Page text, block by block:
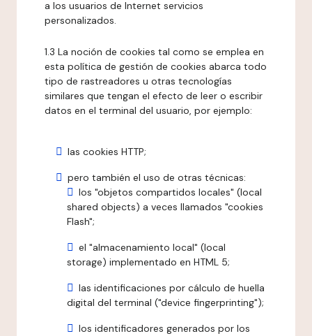
a los usuarios de Internet servicios
personalizados.
1.3 La noción de cookies tal como se emplea en
esta política de gestión de cookies abarca todo
tipo de rastreadores u otras tecnologías
similares que tengan el efecto de leer o escribir
datos en el terminal del usuario, por ejemplo:
las cookies HTTP;
pero también el uso de otras técnicas:
los "objetos compartidos locales" (local
shared objects) a veces llamados "cookies
Flash";
el "almacenamiento local" (local
storage) implementado en HTML 5;
las identificaciones por cálculo de huella
digital del terminal ("device fingerprinting");
los identificadores generados por los